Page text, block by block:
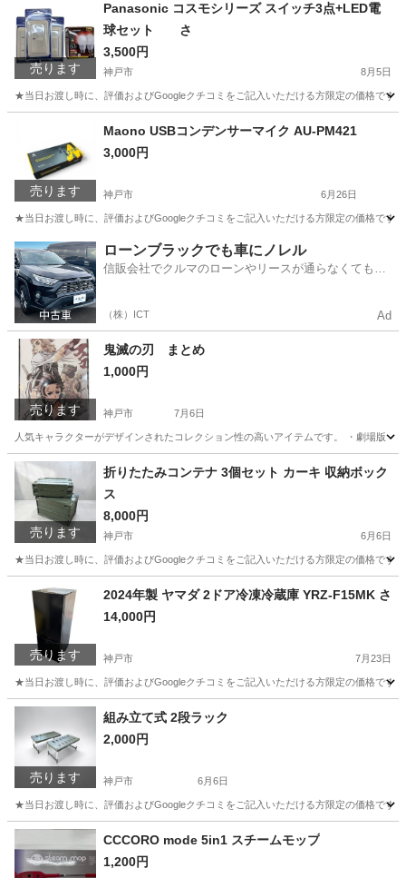
売ります
Panasonic コスモシリーズ スイッチ3点+LED電
球セット さ
3,500円
神戸市 8月5日
★当日お渡し時に、評価およびGoogleクチコミをご記入いただける方限定の価格です
売ります
Maono USBコンデンサーマイク AU-PM421
3,000円
神戸市 6月26日
★当日お渡し時に、評価およびGoogleクチコミをご記入いただける方限定の価格です
兵庫 神戸市 その他
ローンブラックでも車にノレル
信販会社でクルマのローンやリースが通らなくてもク
（株）ICT Ad
売ります
鬼滅の刃 まとめ
1,000円
神戸市 7月6日
人気キャラクターがデザインされたコレクション性の高いアイテムです。 ・劇場版
兵庫 神戸市 その他
売ります
折りたたみコンテナ 3個セット カーキ 収納ボック
ス
8,000円
神戸市 6月6日
★当日お渡し時に、評価およびGoogleクチコミをご記入いただける方限定の価格です
兵庫 神戸市 収納家具
売ります
2024年製 ヤマダ 2ドア冷凍冷蔵庫 YRZ-F15MK さ
14,000円
神戸市 7月23日
★当日お渡し時に、評価およびGoogleクチコミをご記入いただける方限定の価格です
兵庫 神戸市 キッチン家電
売ります
組み立て式 2段ラック
2,000円
神戸市 6月6日
★当日お渡し時に、評価およびGoogleクチコミをご記入いただける方限定の価格です
兵庫 神戸市
CCCORO mode 5in1 スチームモップ
1,200円